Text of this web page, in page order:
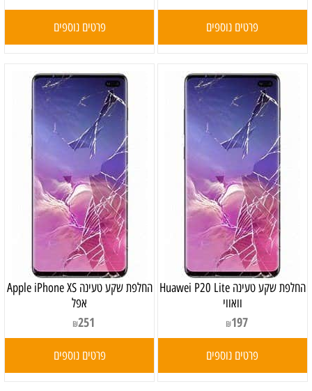
פרטים נוספים פרטים נוספים
‏החלפת שקע טעינה Huawei P20 Lite
וואווי
₪197
פרטים נוספים
‏החלפת שקע טעינה Apple iPhone XS
אפל
₪251
פרטים נוספים